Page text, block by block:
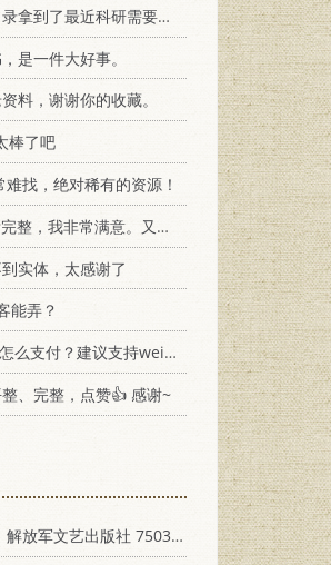
到了最近科研需要的材料！
是一件大好事。
料，谢谢你的收藏。
棒了吧
难找，绝对稀有的资源！
常满意。又及，这本《话语的真相》...
实体，太感谢了
能弄？
支付？建议支持weixin支付
、完整，点赞👍 感谢~
军文艺出版社 7503300019